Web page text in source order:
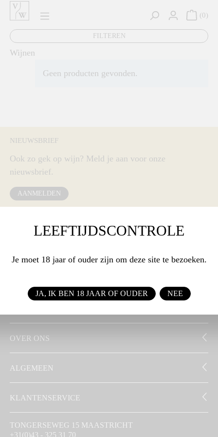
0
FILTEREN
Wijnen
Geen producten gevonden.
NIEUWSBRIEF
Ook zo gek op wijn? Meld je aan voor onze
nieuwsbrief.
AANMELDEN
OVER ONS
ALGEMEEN
KLANTENSERVICE
TONGERSEWEG 15 MAASTRICHT
+31(0)43 - 325 31 70
LEEFTIJDSCONTROLE
Je moet 18 jaar of ouder zijn om deze site te bezoeken.
JA, IK BEN 18 JAAR OF OUDER NEE